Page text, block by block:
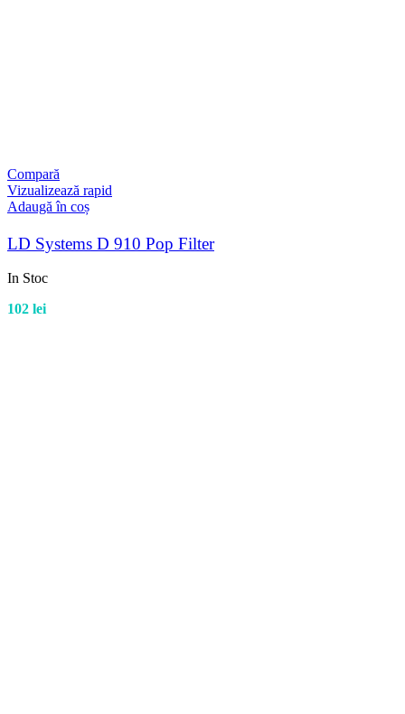
Compară
Vizualizează rapid
Adaugă în coș
LD Systems D 910 Pop Filter
In Stoc
102 lei